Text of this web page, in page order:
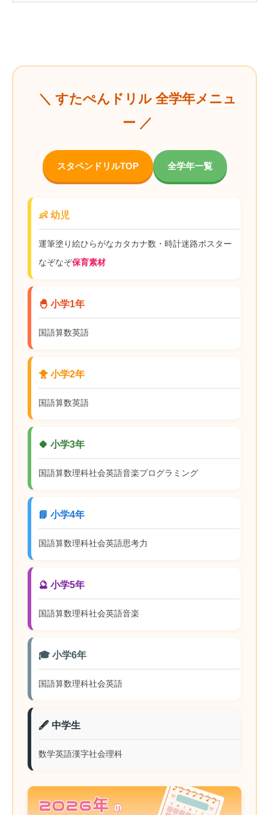
＼ すたぺんドリル 全学年メニュ
ー ／
スタペンドリルTOP 全学年一覧
👶 幼児
運筆塗り絵ひらがなカタカナ数・時計迷路ポスター
なぞなぞ保育素材
🐣 小学1年
国語算数英語
🐥 小学2年
国語算数英語
🍀 小学3年
国語算数理科社会英語音楽プログラミング
📘 小学4年
国語算数理科社会英語思考力
🔮 小学5年
国語算数理科社会英語音楽
🎓 小学6年
国語算数理科社会英語
🖋️ 中学生
数学英語漢字社会理科